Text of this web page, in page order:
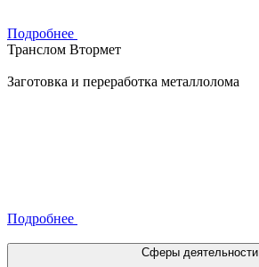
Подробнее
Транслом Втормет
Заготовка и переработка металлолома
Подробнее
Сферы деятельности